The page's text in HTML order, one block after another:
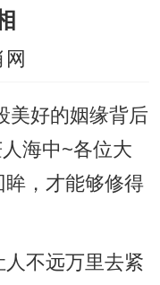
美好的姻缘背后
海中~各位大
，才能够修得
不远万里去紧